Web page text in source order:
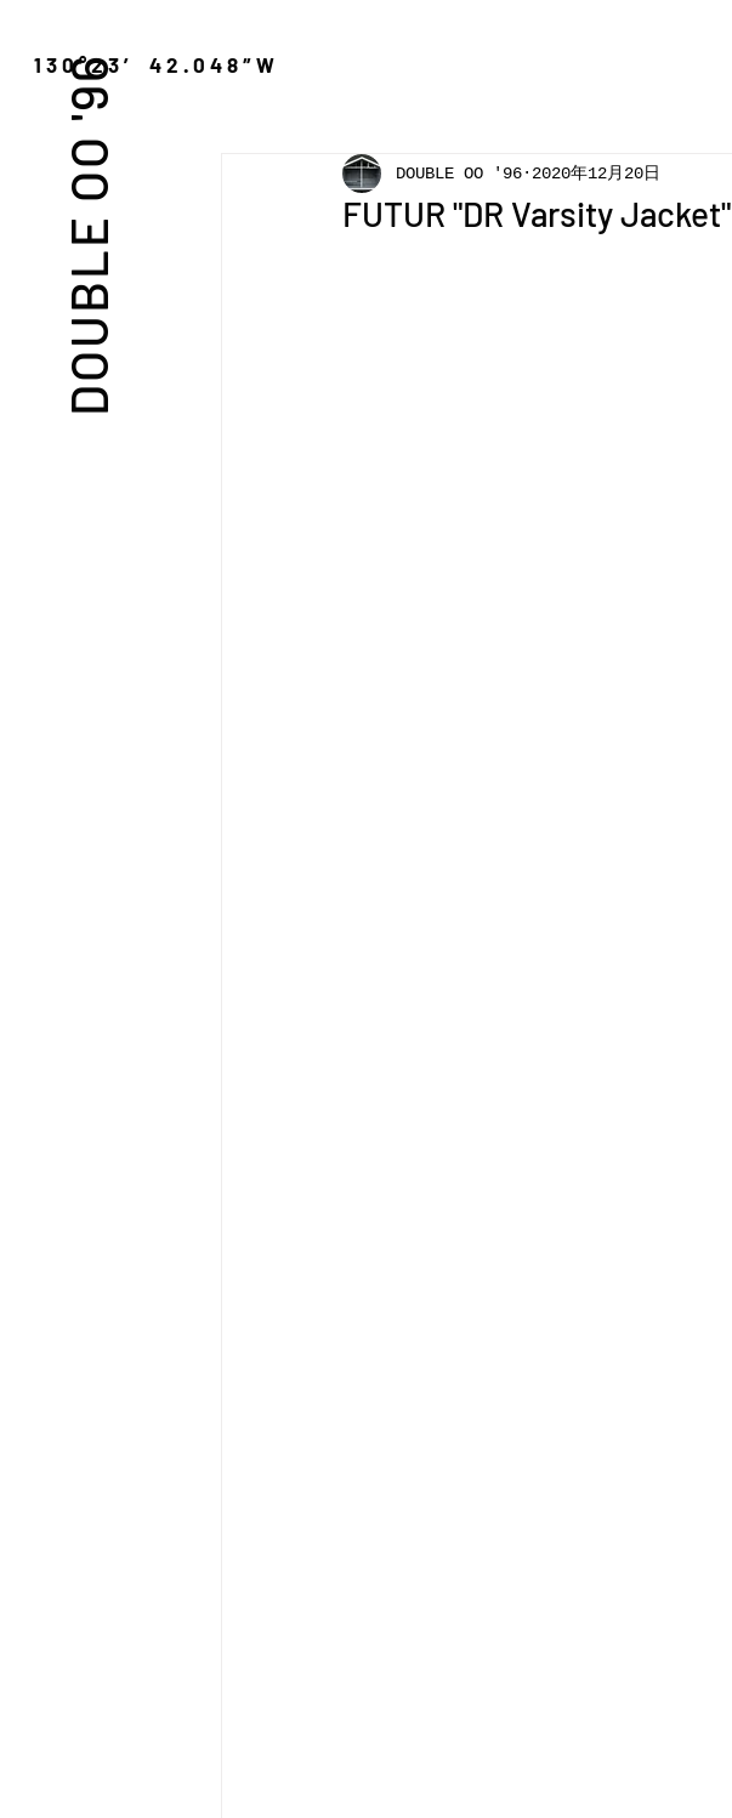
DOUBLE OO '96 FUTUR "DR Varsity Jacket"
DOUBLE OO '96 2020年12月20日
130°23′ 42.048″W